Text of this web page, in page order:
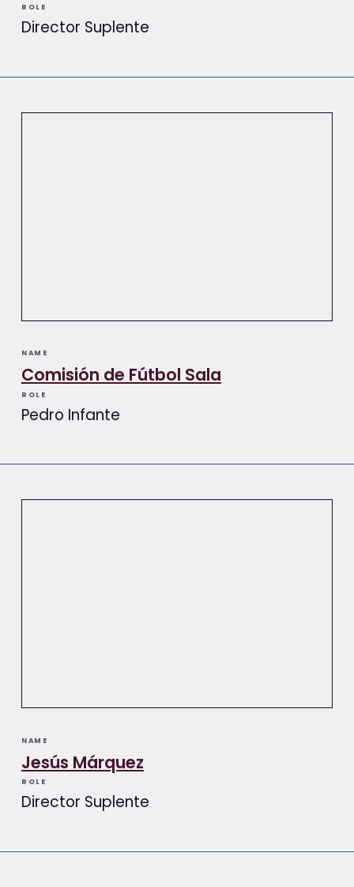
ROLE
Director Suplente
NAME
Comisión de Fútbol Sala
ROLE
Pedro Infante
NAME
Jesús Márquez
ROLE
Director Suplente